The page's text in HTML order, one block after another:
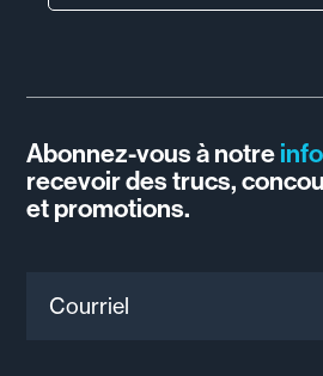
Abonnez-vous à notre
recevoir des trucs,
et promotions.